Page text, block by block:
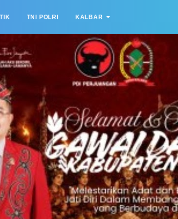
TNI POLRI KALBAR